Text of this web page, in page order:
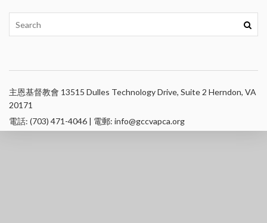
主恩基督教會 13515 Dulles Technology Drive, Suite 2 Herndon, VA
20171
電話: (703) 471-4046 | 電郵: info@gccvapca.org